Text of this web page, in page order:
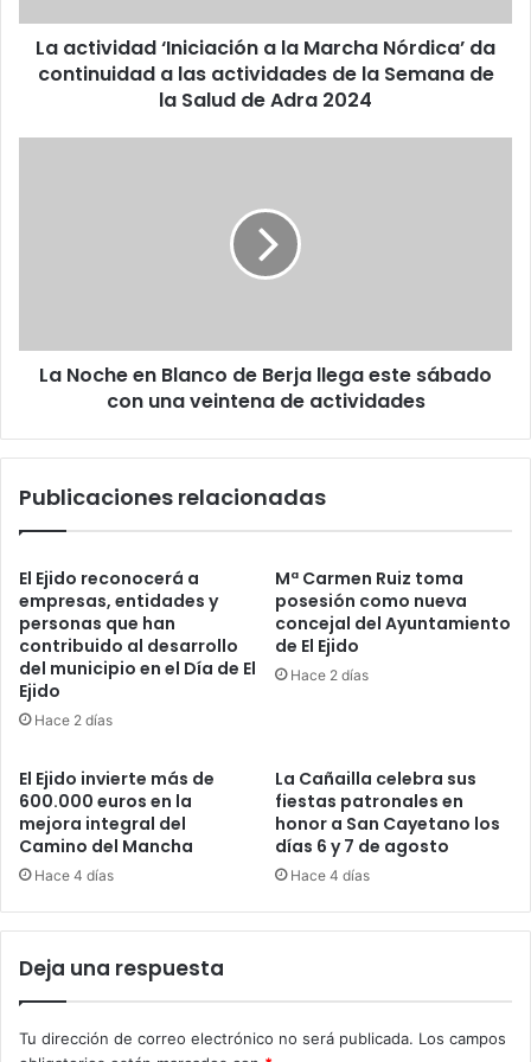
La actividad ‘Iniciación a la Marcha Nórdica’ da
continuidad a las actividades de la Semana de
la Salud de Adra 2024
La Noche en Blanco de Berja llega este sábado
con una veintena de actividades
Publicaciones relacionadas
El Ejido reconocerá a
empresas, entidades y
personas que han
contribuido al desarrollo
del municipio en el Día de El
Ejido
Hace 2 días
Mª Carmen Ruiz toma
posesión como nueva
concejal del Ayuntamiento
de El Ejido
Hace 2 días
El Ejido invierte más de
600.000 euros en la
mejora integral del
Camino del Mancha
Hace 4 días
La Cañailla celebra sus
fiestas patronales en
honor a San Cayetano los
días 6 y 7 de agosto
Hace 4 días
Deja una respuesta
Tu dirección de correo electrónico no será publicada. Los campos